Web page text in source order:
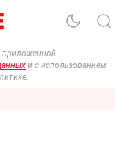
приложенной
и с использованием